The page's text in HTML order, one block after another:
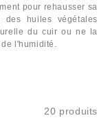
pour rehausser sa
huiles végétales
du cuir ou ne la
l'humidité.
20 produits